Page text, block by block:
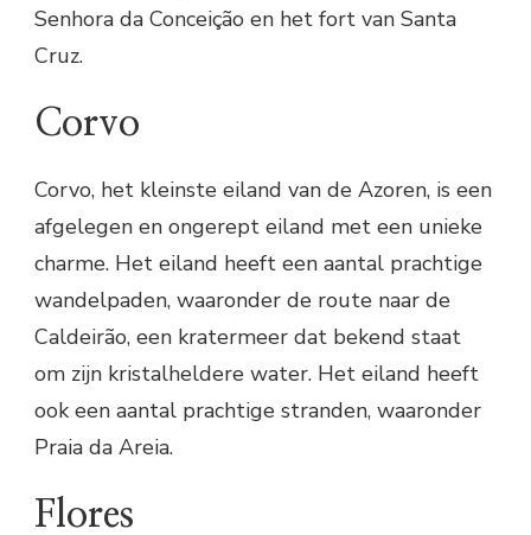
Senhora da Conceição en het fort van Santa
Cruz.
Corvo
Corvo, het kleinste eiland van de Azoren, is een
afgelegen en ongerept eiland met een unieke
charme. Het eiland heeft een aantal prachtige
wandelpaden, waaronder de route naar de
Caldeirão, een kratermeer dat bekend staat
om zijn kristalheldere water. Het eiland heeft
ook een aantal prachtige stranden, waaronder
Praia da Areia.
Flores